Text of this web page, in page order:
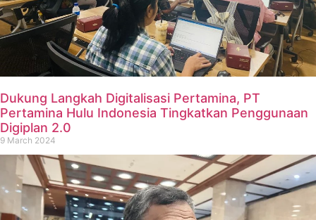
Dukung Langkah Digitalisasi Pertamina, PT
Pertamina Hulu Indonesia Tingkatkan Penggunaan
Digiplan 2.0
9 March 2024